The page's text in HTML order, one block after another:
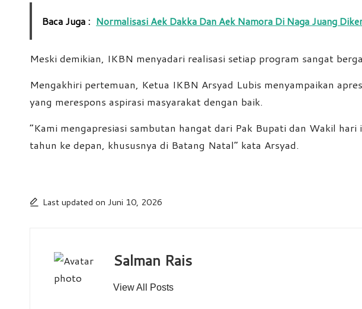
Baca Juga : Normalisasi Aek Dakka Dan Aek Namora Di Naga Juang
Meski demikian, IKBN menyadari realisasi setiap program sangat
Mengakhiri pertemuan, Ketua IKBN Arsyad Lubis menyampaikan
yang merespons aspirasi masyarakat dengan baik.
“Kami mengapresiasi sambutan hangat dari Pak Bupati dan Wakil
tahun ke depan, khususnya di Batang Natal” kata Arsyad.
Last updated on Juni 10, 2026
Salman Rais
View All Posts